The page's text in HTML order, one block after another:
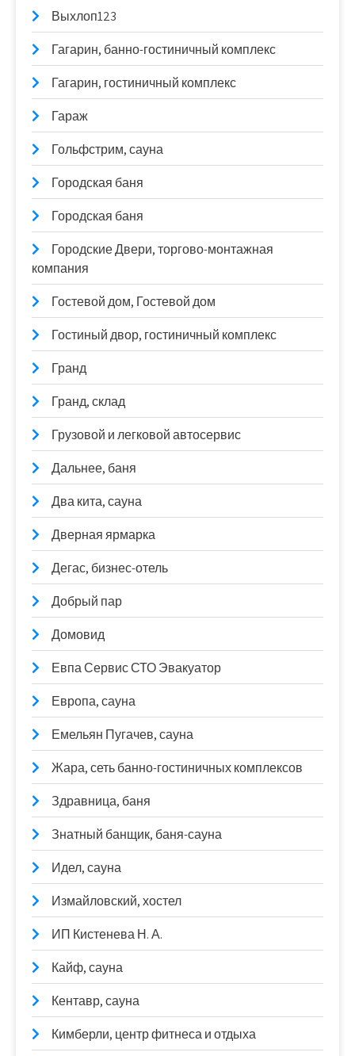
Выхлоп123
Гагарин, банно-гостиничный комплекс
Гагарин, гостиничный комплекс
Гараж
Гольфстрим, сауна
Городская баня
Городская баня
Городские Двери, торгово-монтажная
компания
Гостевой дом, Гостевой дом
Гостиный двор, гостиничный комплекс
Гранд
Гранд, склад
Грузовой и легковой автосервис
Дальнее, баня
Два кита, сауна
Дверная ярмарка
Дегас, бизнес-отель
Добрый пар
Домовид
Евпа Сервис СТО Эвакуатор
Европа, сауна
Емельян Пугачев, сауна
Жара, сеть банно-гостиничных комплексов
Здравница, баня
Знатный банщик, баня-сауна
Идел, сауна
Измайловский, хостел
ИП Кистенева Н. А.
Кайф, сауна
Кентавр, сауна
Кимберли, центр фитнеса и отдыха